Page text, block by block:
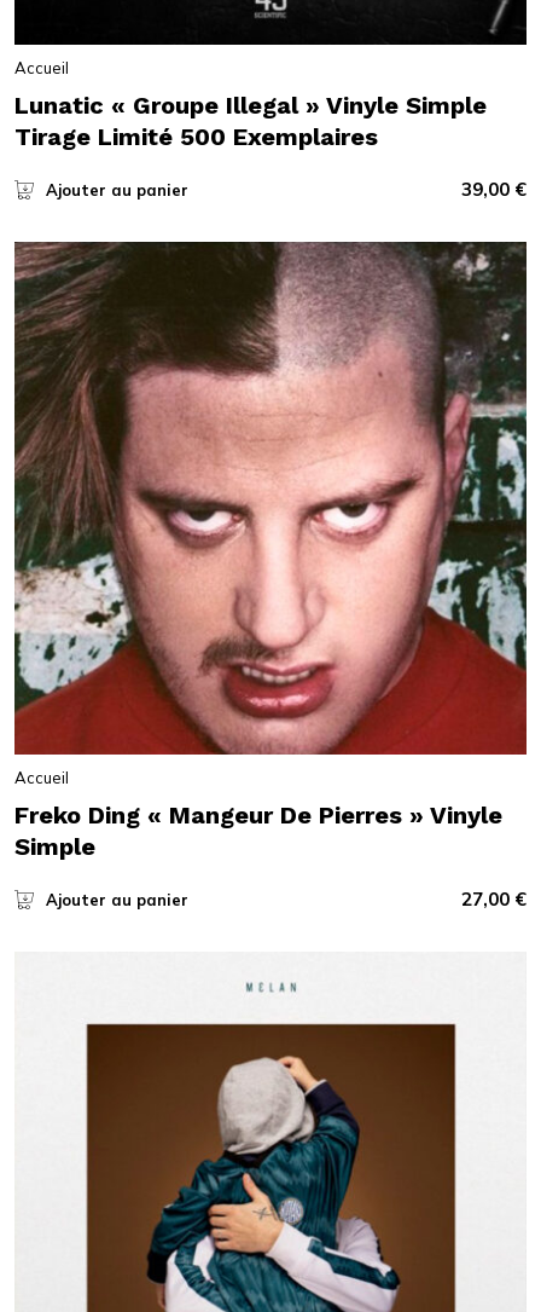
Accueil
Lunatic « Groupe Illegal » Vinyle Simple
Tirage Limité 500 Exemplaires
Ajouter au panier 39,00 €
Accueil
Freko Ding « Mangeur De Pierres » Vinyle
Simple
Ajouter au panier 27,00 €